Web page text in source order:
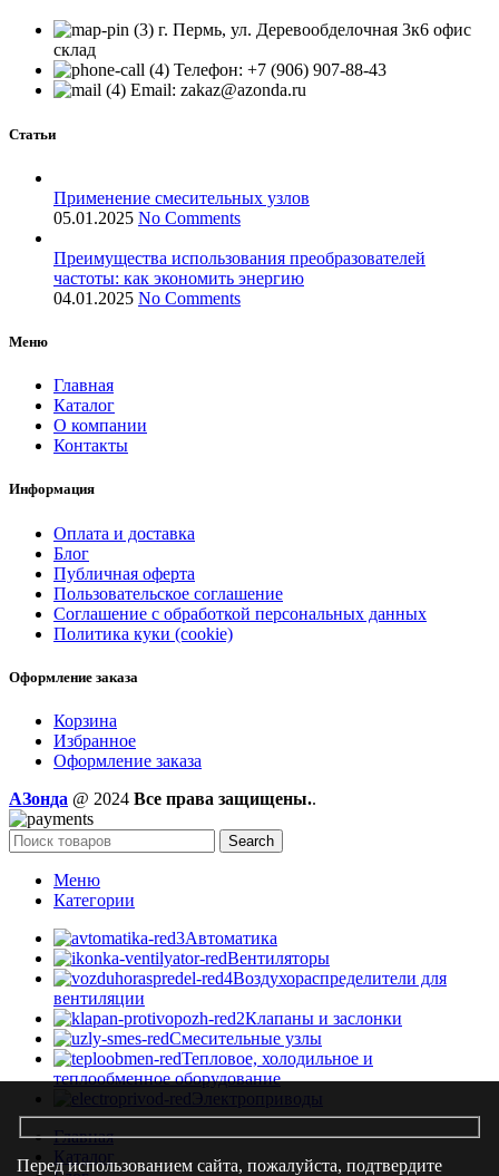
г. Пермь, ул. Деревообделочная 3к6 офис
склад
Телефон: +7 (906) 907-88-43
Email: zakaz@azonda.ru
Статьи
Применение смесительных узлов
05.01.2025 No Comments
Преимущества использования преобразователей
частоты: как экономить энергию
04.01.2025 No Comments
Меню
Главная
Каталог
О компании
Контакты
Информация
Оплата и доставка
Блог
Публичная оферта
Пользовательское соглашение
Соглашение с обработкой персональных данных
Политика куки (cookie)
Оформление заказа
Корзина
Избранное
Оформление заказа
AЗонда @ 2024 Все права защищены..
Search
Меню
Категории
Автоматика
Вентиляторы
Воздухораспределители для
вентиляции
Клапаны и заслонки
Смесительные узлы
Тепловое, холодильное и
теплообменное оборудование
Электроприводы
Главная
Каталог
Перед использованием сайта, пожалуйста, подтвердите